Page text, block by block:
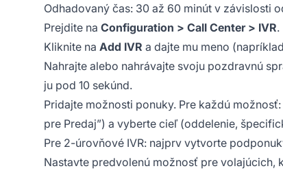
Odhadovaný čas: 30 až 60 minút v závislosti
Prejdite na Configuration > Call Center > IVR.
Kliknite na Add IVR a dajte mu meno
Nahrajte alebo nahrávajte svoju pozdravnú
ju pod 10 sekúnd.
Pridajte možnosti ponuky. Pre každú
pre Predaj”) a vyberte cieľ (oddelenie,
Pre 2-úrovňové IVR: najprv vytvorte
Nastavte predvolenú možnosť pre volajúcich,